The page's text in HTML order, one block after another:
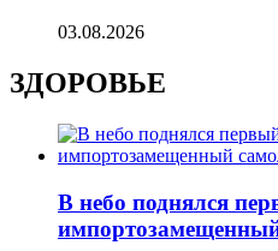
03.08.2026
ЗДОРОВЬЕ
В небо поднялся